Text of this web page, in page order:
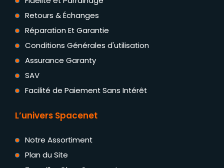
Retours & Échanges
Réparation Et Garantie
Conditions Générales d'utilisation
Assurance Garanty
SAV
Facilité de Paiement Sans Intérêt
L’univers Spacenet
Notre Assortiment
Plan du Site